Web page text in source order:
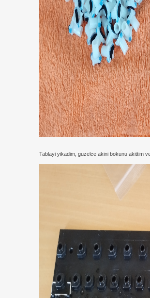
Tablayi yikadim, guzelce akini bokunu akittim